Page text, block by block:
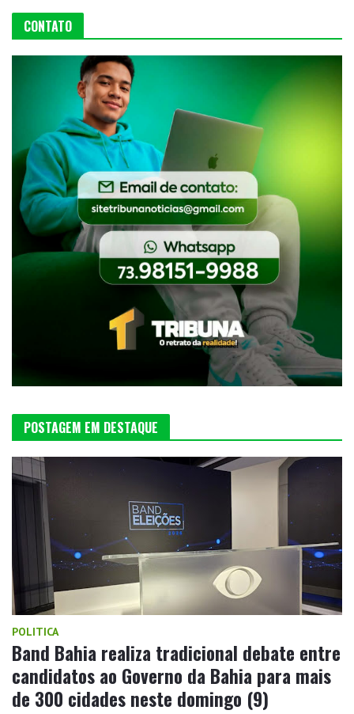
CONTATO
POSTAGEM EM DESTAQUE
POLITICA
Band Bahia realiza tradicional debate entre
candidatos ao Governo da Bahia para mais
de 300 cidades neste domingo (9)